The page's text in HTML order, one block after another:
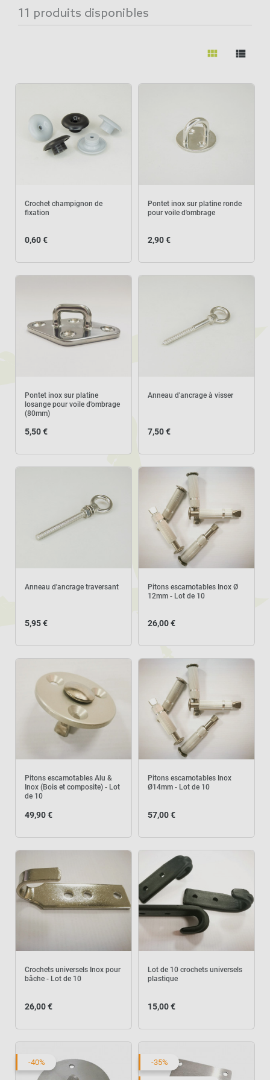
11 produits disponibles
view_module view_list
Crochet champignon de
fixation
0,60 €
Pontet inox sur platine ronde
pour voile d'ombrage
2,90 €
Pontet inox sur platine
losange pour voile d'ombrage
(80mm)
5,50 €
Anneau d'ancrage à visser
7,50 €
Anneau d'ancrage traversant
5,95 €
Pitons escamotables Inox Ø
12mm - Lot de 10
26,00 €
Pitons escamotables Alu &
Inox (Bois et composite) - Lot
de 10
49,90 €
Pitons escamotables Inox
Ø14mm - Lot de 10
57,00 €
Crochets universels Inox pour
bâche - Lot de 10
26,00 €
Lot de 10 crochets universels
plastique
15,00 €
-40% -35%